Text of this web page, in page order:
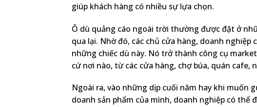
giúp khách hàng có nhiều sự lựa chọn.
Ô dù quảng cáo ngoài trời thường được đặt ở
qua lại. Nhờ đó, các chủ cửa hàng, doanh
những chiếc dù này. Nó trở thành công cụ
cứ nơi nào, từ các cửa hàng, chợ búa, quán cafe,
Ngoài ra, vào những dịp cuối năm hay khi muốn
doanh sản phẩm của mình, doanh nghiệp có thể